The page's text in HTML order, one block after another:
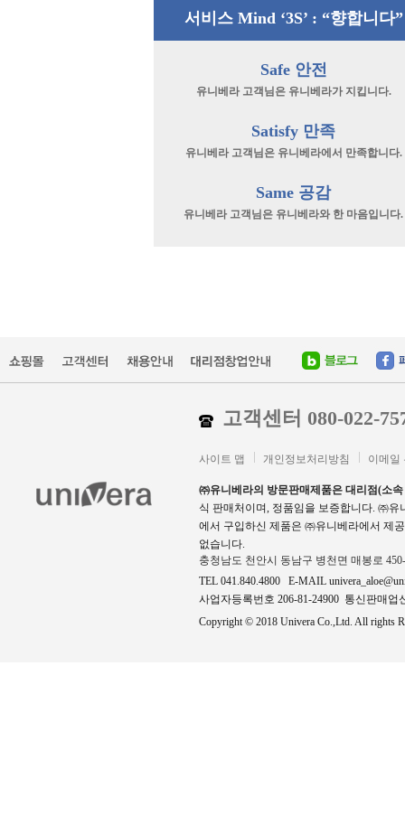
서비스 Mind ‘3S’ : “향합니다”
Safe 안전
유니베라 고객님은 유니베라가 지킵니다.
Satisfy 만족
유니베라 고객님은 유니베라에서 만족합니다.
Same 공감
유니베라 고객님은 유니베라와 한 마음입니다.
고객센터 080-022-
사이트 맵 개인정보처리방침 이메일
㈜유니베라의 방문판매제품은 대리점(소
식 판매처이며, 정품임을 보증합니다. ㈜
에서 구입하신 제품은 ㈜유니베라에서 제
없습니다.
충청남도 천안시 동남구 병천면 매봉로
TEL 041.840.4800 E-MAIL
사업자등록번호 206-81-24900 통신판매업
Copyright © 2018 Univera Co.,Ltd. All rights